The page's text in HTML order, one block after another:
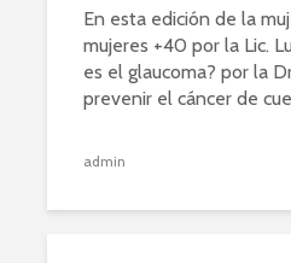
En esta edición de la
mujeres +40 por la Lic.
es el glaucoma? por la
prevenir el cáncer de
admin